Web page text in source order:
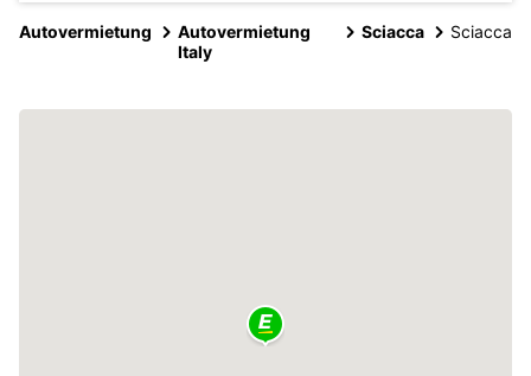
Autovermietung
Autovermietung
Italy
Sciacca Sciacca